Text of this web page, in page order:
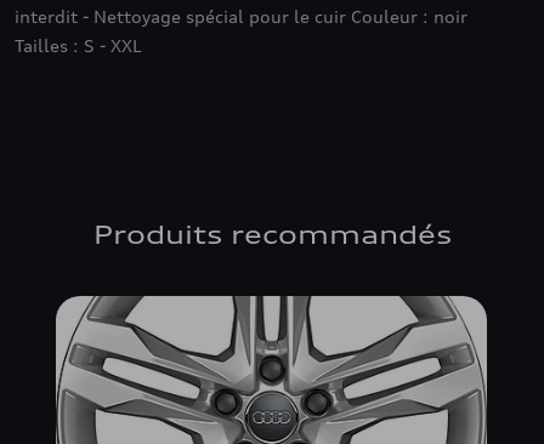
interdit - Nettoyage spécial pour le cuir Couleur : noir
Tailles : S - XXL
Produits recommandés